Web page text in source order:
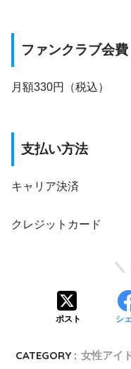
ファンクラブ会費
月額330円（税込）
支払い方法
キャリア決済
クレジットカード
ポスト シ
CATEGORY : 女性アイ